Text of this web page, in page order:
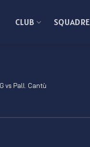
CLUB SQUADRE
vs Pall. Cantù